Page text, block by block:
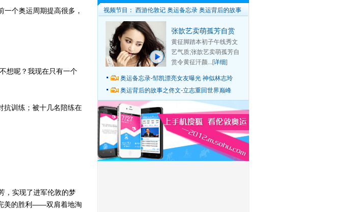
个奥运周期提高很多，
想呢？我现在只有一个
训练；被十几名陪练在
，实现了进军伦敦的梦
美的胜利——双肩着地淘
视频节目： 西游伦敦记 奥运备忘录 奥运背后的故事
张歆艺卖萌孤芳自赏
黄征脚踏本初子午线秀文
艺气质;张歆艺卖萌孤芳自
赏令黄征汗颜...[详细]
奥运备忘录-邹凯漂亮女友曝光 神似林志玲
奥运背后的故事之佟文-立志重回世界巅峰